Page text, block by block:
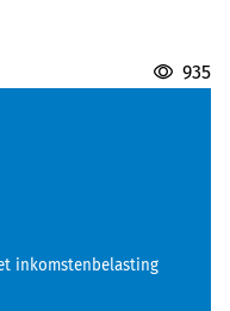
935
inkomstenbelasting